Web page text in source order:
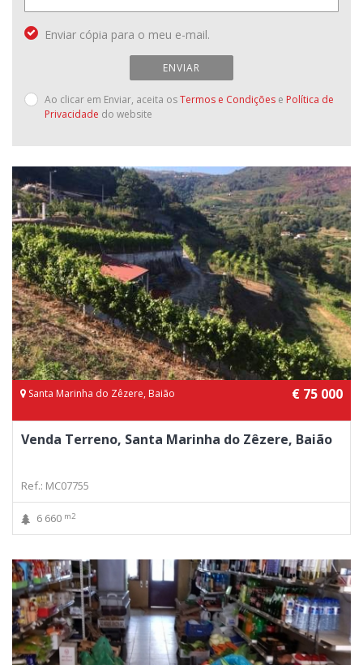
Enviar cópia para o meu e-mail.
ENVIAR
Ao clicar em Enviar, aceita osTermos e Condições e Política de
Privacidade do website
Santa Marinha do Zêzere, Baião € 75 000
Venda Terreno, Santa Marinha do Zêzere, Baião
Ref.: MC07755
6 660 m2